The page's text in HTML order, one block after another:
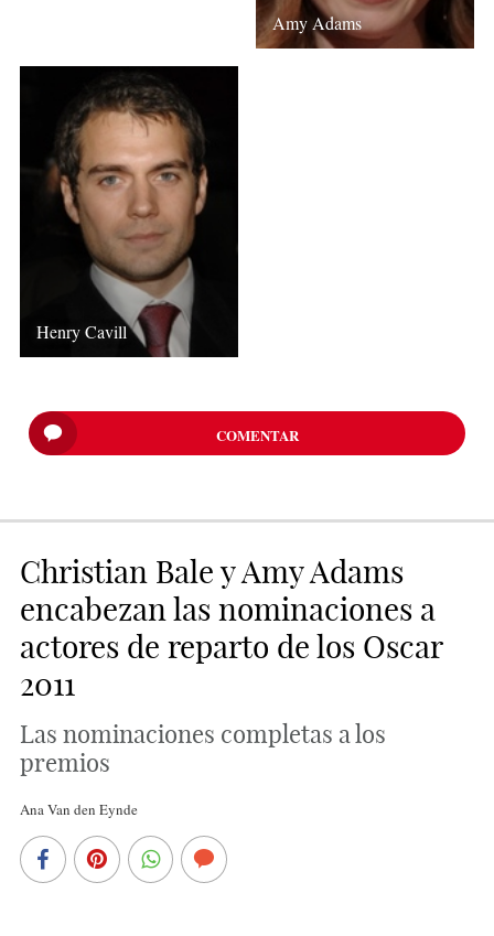
Amy Adams
Henry Cavill
COMENTAR
Christian Bale y Amy Adams
encabezan las nominaciones a
actores de reparto de los Oscar
2011
Las nominaciones completas a los
premios
Ana Van den Eynde